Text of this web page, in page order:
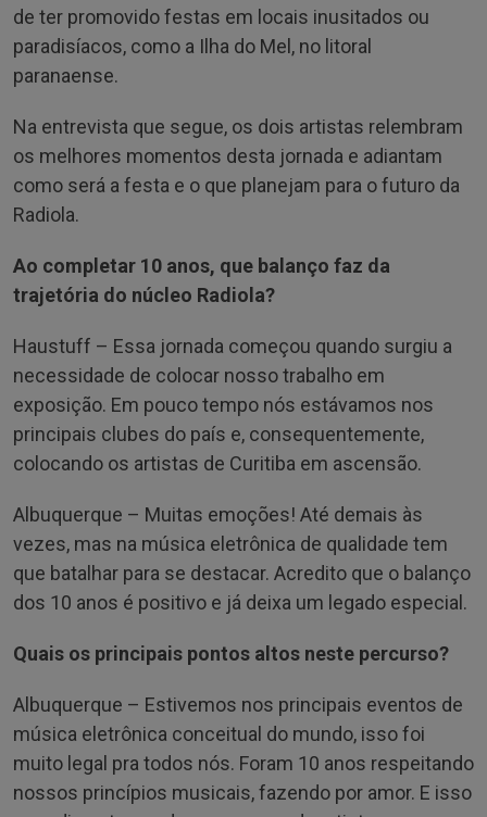
de ter promovido festas em locais inusitados ou
paradisíacos, como a Ilha do Mel, no litoral
paranaense.
Na entrevista que segue, os dois artistas relembram
os melhores momentos desta jornada e adiantam
como será a festa e o que planejam para o futuro da
Radiola.
Ao completar 10 anos, que balanço faz da
trajetória do núcleo Radiola?
Haustuff – Essa jornada começou quando surgiu a
necessidade de colocar nosso trabalho em
exposição. Em pouco tempo nós estávamos nos
principais clubes do país e, consequentemente,
colocando os artistas de Curitiba em ascensão.
Albuquerque – Muitas emoções! Até demais às
vezes, mas na música eletrônica de qualidade tem
que batalhar para se destacar. Acredito que o balanço
dos 10 anos é positivo e já deixa um legado especial.
Quais os principais pontos altos neste percurso?
Albuquerque – Estivemos nos principais eventos de
música eletrônica conceitual do mundo, isso foi
muito legal pra todos nós. Foram 10 anos respeitando
nossos princípios musicais, fazendo por amor. E isso